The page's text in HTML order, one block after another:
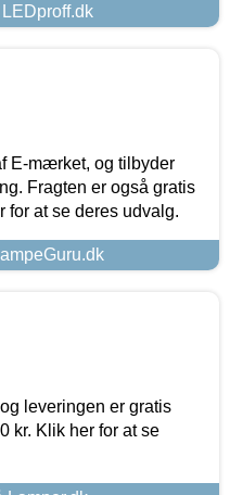
E-mærket, og tilbyder
Fragten er også gratis
for at se deres udvalg.
leveringen er gratis
kr. Klik her for at se